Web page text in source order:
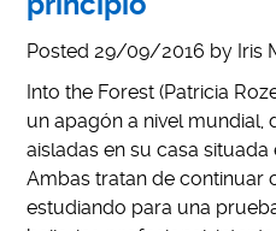
Posted 29/09/2016 by Iris
Into the Forest (Patricia
un apagón a nivel mundial,
aisladas en su casa
Ambas tratan de continuar
estudiando para una